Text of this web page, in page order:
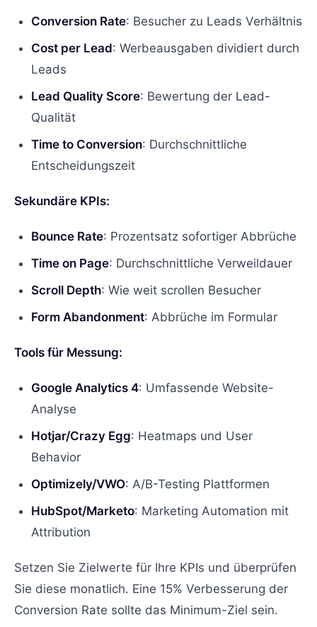
Conversion Rate: Besucher zu Leads Verhältnis
Cost per Lead: Werbeausgaben dividiert durch
Leads
Lead Quality Score: Bewertung der Lead-
Qualität
Time to Conversion: Durchschnittliche
Entscheidungszeit
Sekundäre KPIs:
Bounce Rate: Prozentsatz sofortiger Abbrüche
Time on Page: Durchschnittliche Verweildauer
Scroll Depth: Wie weit scrollen Besucher
Form Abandonment: Abbrüche im Formular
Tools für Messung:
Google Analytics 4: Umfassende Website-
Analyse
Hotjar/Crazy Egg: Heatmaps und User
Behavior
Optimizely/VWO: A/B-Testing Plattformen
HubSpot/Marketo: Marketing Automation mit
Attribution
Setzen Sie Zielwerte für Ihre KPIs und überprüfen
Sie diese monatlich. Eine 15% Verbesserung der
Conversion Rate sollte das Minimum-Ziel sein.